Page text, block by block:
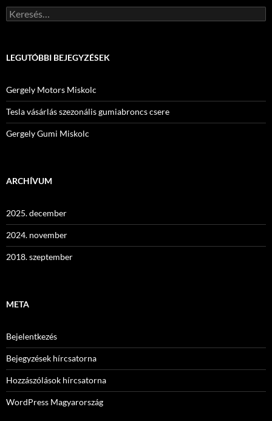
Keresés:
LEGUTÓBBI BEJEGYZÉSEK
Gergely Motors Miskolc
Tesla vásárlás szezonális gumiabroncs csere
Gergely Gumi Miskolc
ARCHÍVUM
2025. december
2024. november
2018. szeptember
META
Bejelentkezés
Bejegyzések hírcsatorna
Hozzászólások hírcsatorna
WordPress Magyarország